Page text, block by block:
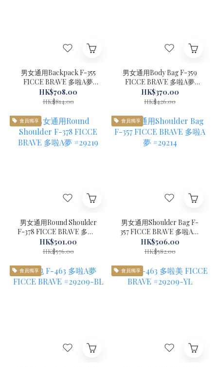
男女通用Backpack F-355
FICCE BRAVE 多啦A夢
#29220-1
HK$708.00
HK$814.00
男女通用Body Bag F-359
FICCE BRAVE 多啦A夢
#29213
HK$370.00
HK$426.00
會員獨享
男女通用Round Shoulder
F-378 FICCE BRAVE 多啦A
夢 #29219
HK$501.00
HK$576.00
會員獨享
男女通用Shoulder Bag F-
357 FICCE BRAVE 多啦A夢
#29214
HK$506.00
HK$582.00
會員獨享 會員獨享